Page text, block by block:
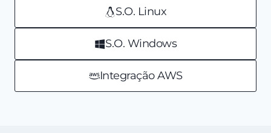
S.O. Linux
S.O. Windows
Integração AWS